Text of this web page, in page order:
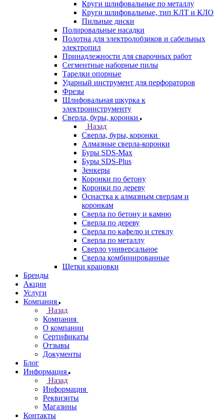
Круги шлифовальные по металлу
Круги шлифовальные, тип КЛТ и КЛО
Пильные диски
Полировальные насадки
Полотна для электролобзиков и сабельных
электропил
Принадлежности для сварочных работ
Сегментные наборные пилы
Тарелки опорные
Ударный инструмент для перфораторов
Фрезы
Шлифовальная шкурка к
электроинструменту
Сверла, буры, коронки
Назад
Сверла, буры, коронки
Алмазные сверла-коронки
Буры SDS-Max
Буры SDS-Plus
Зенкеры
Коронки по бетону
Коронки по дереву
Оснастка к алмазным сверлам и
коронкам
Сверла по бетону и камню
Сверла по дереву
Сверла по кафелю и стеклу
Сверла по металлу
Сверло универсальное
Сверла комбинированные
Щетки крацовки
Бренды
Акции
Услуги
Компания
Назад
Компания
О компании
Сертификаты
Отзывы
Документы
Блог
Информация
Назад
Информация
Реквизиты
Магазины
Контакты